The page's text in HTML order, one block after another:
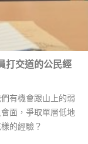
打交道的公民經
有機會跟山上的弱
面，爭取單層低地
的經驗？